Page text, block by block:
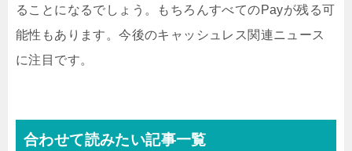
ることになるでしょう。もちろんすべてのPayが残る可
能性もあります。今後のキャッシュレス関連ニュース
に注目です。
合わせて読みたい記事一覧